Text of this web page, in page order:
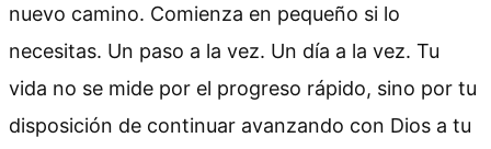
nuevo camino. Comienza en pequeño si lo
necesitas. Un paso a la vez. Un día a la vez. Tu
vida no se mide por el progreso rápido, sino por tu
disposición de continuar avanzando con Dios a tu